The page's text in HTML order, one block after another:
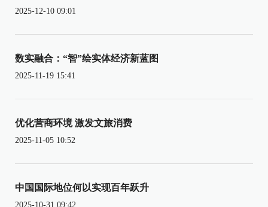
2025-12-10 09:01
数实融合：“智”绘实体经济新蓝图
2025-11-19 15:41
优化营商环境 激发文旅消费
2025-11-05 10:52
中国国际地位何以实现百年跃升
2025-10-31 09:42